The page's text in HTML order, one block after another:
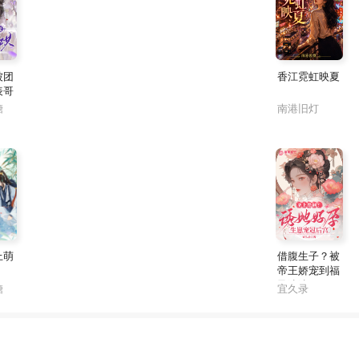
团
哥
香江霓虹映夏
南港旧灯
萌
借腹生子？被
帝王娇宠到福
孕连连
宜久录